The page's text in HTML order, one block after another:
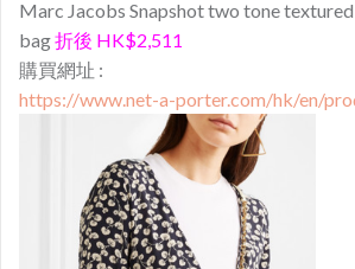
Marc Jacobs Snapshot two tone
bag折後 HK$2,511
購買網址 :
https://www.net-a-porter.com/hk/en/